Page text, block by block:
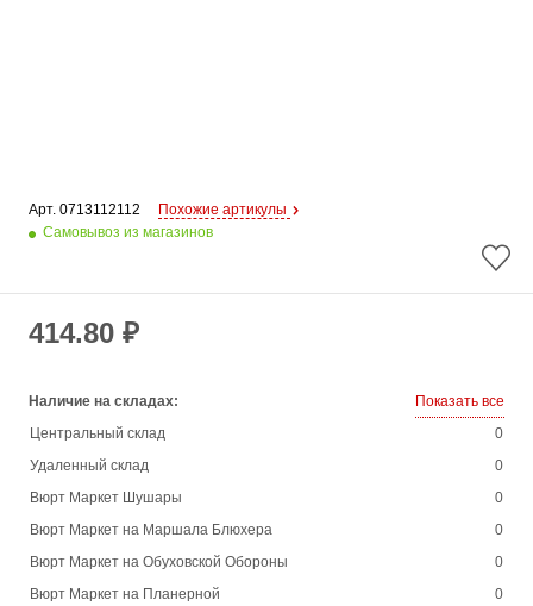
Арт. 0713112112
Похожие артикулы
Самовывоз из магазинов
414.80 ₽
Наличие на складах:
Показать все
Центральный склад
0
Удаленный склад
0
Вюрт Маркет Шушары
0
Вюрт Маркет на Маршала Блюхера
0
Вюрт Маркет на Обуховской Обороны
0
Вюрт Маркет на Планерной
0